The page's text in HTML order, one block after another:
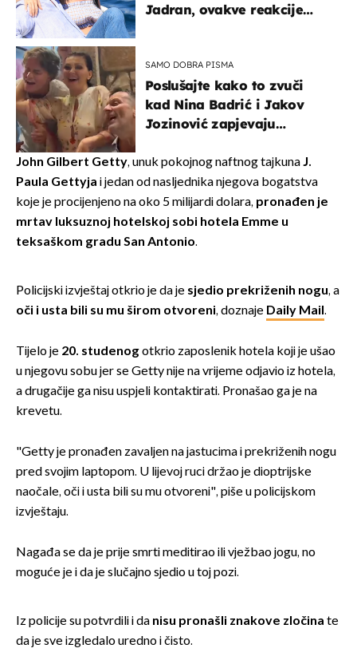
Jadran, ovakve reakcije
SAMO DOBRA PISMA
Poslušajte kako to zvuči
kad Nina Badrić i Jakov
Jozinović zapjevaju
John Gilbert Getty, unuk pokojnog naftnog tajkunaJ.
Paula Gettyja i jedan od nasljednika njegova bogatstva
koje je procijenjeno na oko 5 milijardi dolara, pronađen je
mrtav luksuznoj hotelskoj sobi hotela Emme u
teksaškom gradu San Antonio.
Policijski izvještaj otkrio je da je sjedio prekriženih nogu, a
oči i usta bili su mu širom otvoreni, doznaje Daily Mail.
Tijelo je 20. studenogotkrio zaposlenik hotela koji je ušao
u njegovu sobu jer se Getty nije na vrijeme odjavio iz hotela,
a drugačije ga nisu uspjeli kontaktirati. Pronašao ga je na
krevetu.
"Getty je pronađen zavaljen na jastucima i prekriženih nogu
pred svojim laptopom. U lijevoj ruci držao je dioptrijske
naočale, oči i usta bili su mu otvoreni", piše u policijskom
izvještaju.
Nagađa se da je prije smrti meditirao ili vježbao jogu, no
moguće je i da je slučajno sjedio u toj pozi.
Iz policije su potvrdili i da nisu pronašli znakove zločina te
da je sve izgledalo uredno i čisto.